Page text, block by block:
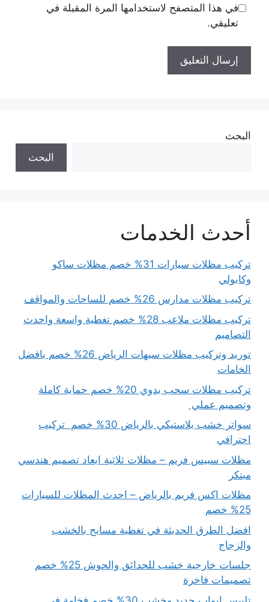
في هذا المتصفح لاستخدامها المرة المقبلة في
تعليقي.
البحث
البحث
أحدث الخدمات
تركيب مظلات سيارات 31% خصم مظلات ساكو
وكابولي
تركيب مظلات مدارس 26% خصم للساحات والمواقف
تركيب مظلات ملاعب 28% خصم تغطية واسعة واحدث
التصاميم
توريد وتركيب مظلات سيهات الرياض 26% خصم بافضل
الخامات
تركيب مظلات سحب يدوي 20% خصم حماية كاملة
وتصميم عملي
سواتر خشب بلاستيكي بالرياض 30% خصم تركيب
احترافي
مظلات سبيس فريم – مظلات ثلاثية ابعاد تصميم هندسي
مبتكر
مظلات اكس فريم بالرياض – احدث المظلات للسيارات
25% خصم
افضل الطرق الحديثة في تغطية مسابح بالخشب
والزجاج
جلسات خارجية خشب للحدائق والحوش 25% خصم
تصميمات فاخرة